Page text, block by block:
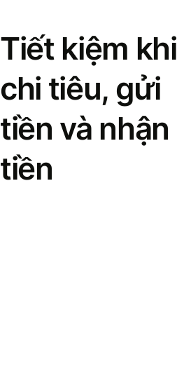
Tiết kiệm khi
chi tiêu, gửi
tiền và nhận
tiền